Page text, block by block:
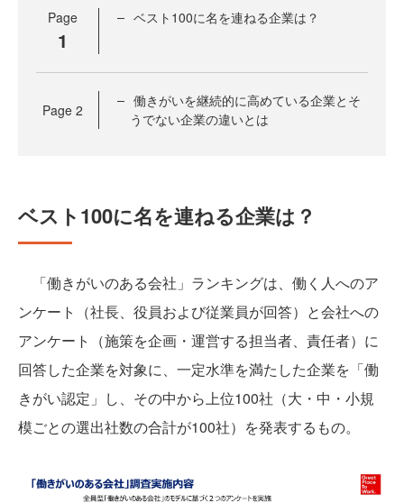
Page
1
ベスト100に名を連ねる企業は？
Page 2
働きがいを継続的に高めている企業とそ
うでない企業の違いとは
ベスト100に名を連ねる企業は？
「働きがいのある会社」ランキングは、働く人へのア
ンケート（社長、役員および従業員が回答）と会社への
アンケート（施策を企画・運営する担当者、責任者）に
回答した企業を対象に、一定水準を満たした企業を「働
きがい認定」し、その中から上位100社（大・中・小規
模ごとの選出社数の合計が100社）を発表するもの。